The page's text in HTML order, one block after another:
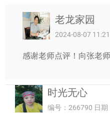
老龙家园
2024-08-07
感谢老师点评！向张老师
时光无心
编号：266790 日